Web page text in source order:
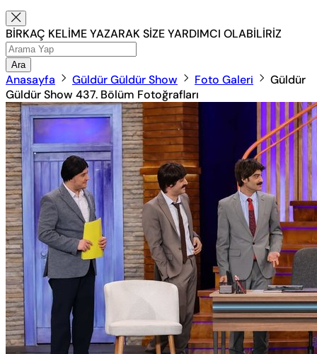
BİRKAÇ KELİME YAZARAK SİZE YARDIMCI OLABİLİRİZ
Ara
Anasayfa Güldür Güldür Show Foto Galeri
Güldür
Güldür Show 437. Bölüm Fotoğrafları